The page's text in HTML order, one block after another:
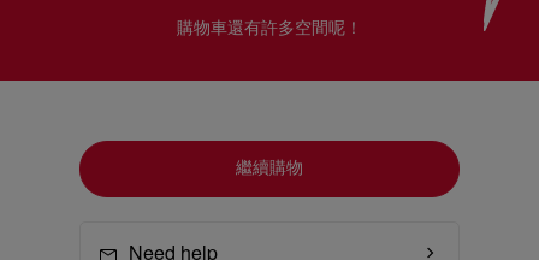
購物車還有許多空間呢！
繼續購物
Need help